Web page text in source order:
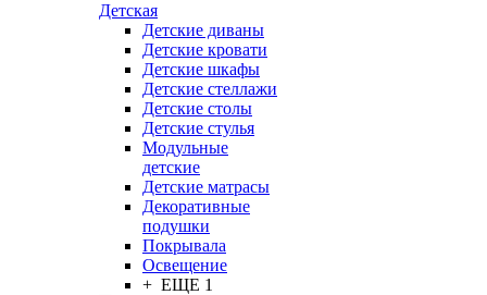
Детская
Детские диваны
Детские кровати
Детские шкафы
Детские стеллажи
Детские столы
Детские стулья
Модульные
детские
Детские матрасы
Декоративные
подушки
Покрывала
Освещение
+ ЕЩЕ 1